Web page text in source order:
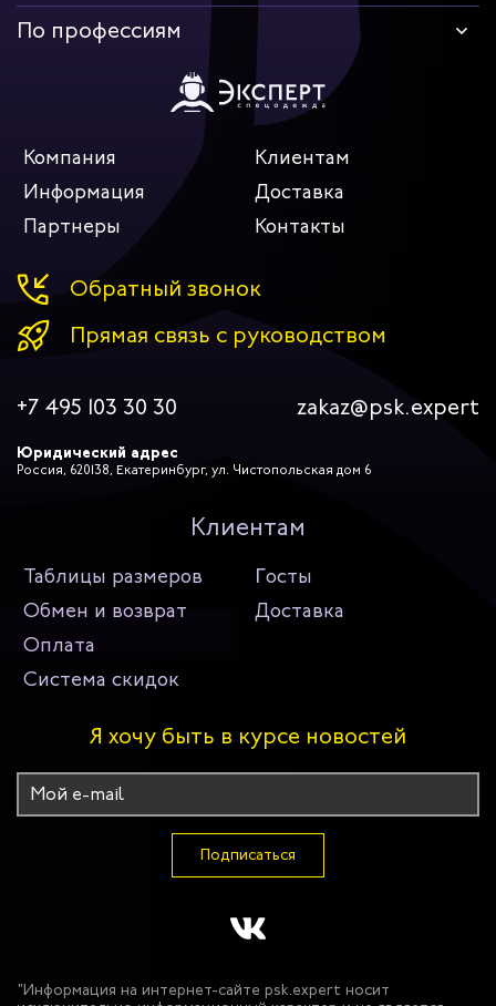
По профессиям
Компания
Клиентам
Информация
Доставка
Партнеры
Контакты
Обратный звонок
Прямая связь с руководством
+7 495 103 30 30 zakaz@psk.expert
Юридический адрес
Россия, 620138, Екатеринбург, ул. Чистопольская дом 6
Клиентам
Таблицы размеров
Госты
Обмен и возврат
Доставка
Оплата
Система скидок
Я хочу быть в курсе новостей
Подписаться
"Информация на интернет-сайте psk.expert носит